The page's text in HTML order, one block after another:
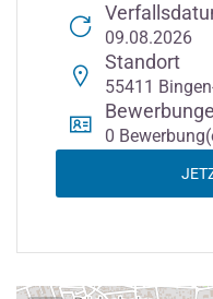
09.08.2026
Standort
55411
0